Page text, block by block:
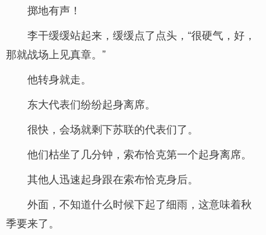
掷地有声！
李干缓缓站起来，缓缓点了点头，“很硬气，好，
那就战场上见真章。”
他转身就走。
东大代表们纷纷起身离席。
很快，会场就剩下苏联的代表们了。
他们枯坐了几分钟，索布恰克第一个起身离席。
其他人迅速起身跟在索布恰克身后。
外面，不知道什么时候下起了细雨，这意味着秋
季要来了。